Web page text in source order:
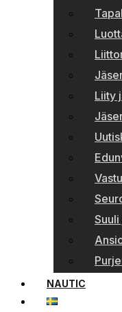
Liity
NAUTIC